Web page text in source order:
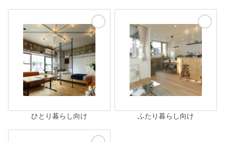
ひとり暮らし向け ふたり暮らし向け